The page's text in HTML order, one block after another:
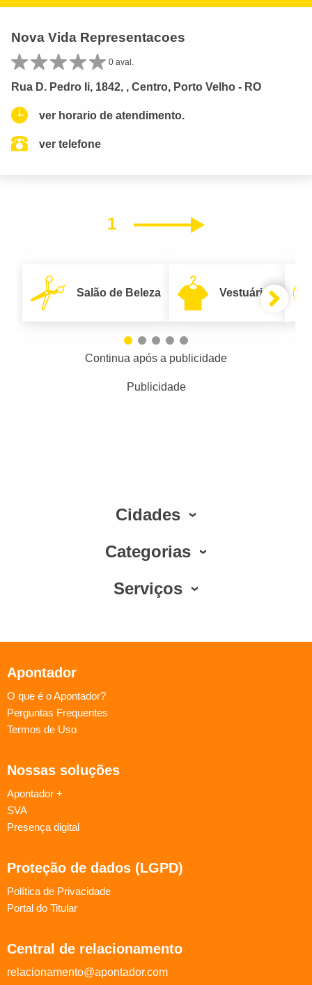
Nova Vida Representacoes
0 aval.
Rua D. Pedro Ii, 1842, , Centro, Porto Velho - RO
ver horario de atendimento.
ver telefone
1 Próximo
Salão de Beleza Vestuário
Continua após a publicidade
Publicidade
Cidades
Categorias
Serviços
Apontador
O que é o Apontador?
Perguntas Frequentes
Termos de Uso
Nossas soluções
Apontador +
SVA
Presença digital
Proteção de dados (LGPD)
Política de Privacidade
Portal do Titular
Central de relacionamento
relacionamento@apontador.com